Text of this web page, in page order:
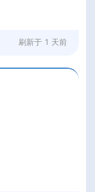
刷新于 1 天前